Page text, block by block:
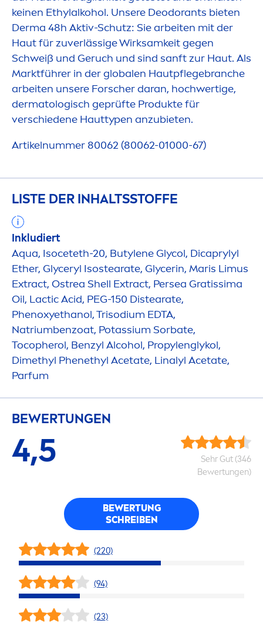
keinen Ethylalkohol. Unsere Deodorants bieten
Derma 48h Aktiv-Schutz: Sie arbeiten mit der
Haut für zuverlässige Wirksamkeit gegen
Schweiß und Geruch und sind sanft zur Haut. Als
Marktführer in der globalen Hautpflegebranche
arbeiten unsere Forscher daran, hochwertige,
dermatologisch geprüfte Produkte für
verschiedene Hauttypen anzubieten.
Artikelnummer 80062 (80062-01000-67)
LISTE DER INHALTSSTOFFE
Inkludiert
Aqua, Isoceteth-20, Butylene Glycol, Dicaprylyl
Ether, Glyceryl Isostearate, Glycerin, Maris Limus
Extract, Ostrea Shell Extract, Persea Gratissima
Oil, Lactic Acid, PEG-150 Distearate,
Phenoxyethanol, Trisodium EDTA,
Natriumbenzoat, Potassium Sorbate,
Tocopherol, Benzyl Alcohol, Propylenglykol,
Dimethyl Phenethyl Acetate, Linalyl Acetate,
Parfum
BEWERTUNGEN
4,5
Sehr Gut (346
Bewertungen)
BEWERTUNG
SCHREIBEN
(220)
(94)
(23)